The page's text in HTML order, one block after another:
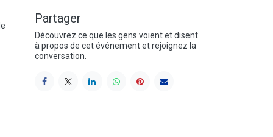
Partager
Découvrez ce que les gens voient et disent
à propos de cet événement et rejoignez la
conversation.